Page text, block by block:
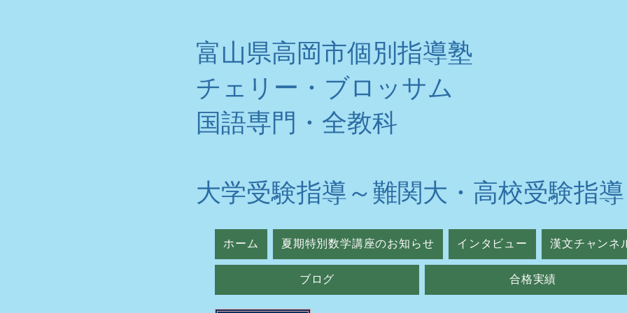
富山県高岡市個別指導塾
チェリー・ブロッサム
​国語専門・全教科
大学受験指導～難関大・高校受験指導
ホーム 夏期特別数学講座のお知らせ インタビュー 漢文チャンネ
ブログ 合格実績